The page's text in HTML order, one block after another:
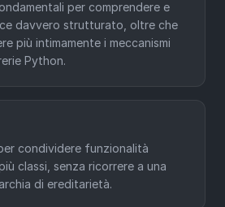
per comprendere e
davvero strutturato, oltre che
più intimamente i meccanismi
Python.
condividere funzionalità
classi, senza ricorrere a una
di ereditarietà.